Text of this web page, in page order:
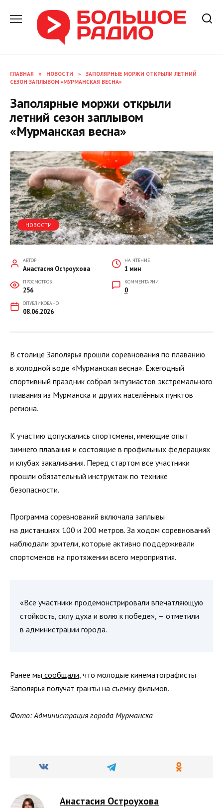
содержанию
ГЛАВНАЯ » НОВОСТИ »
ЗАПОЛЯРНЫЕ МОРЖИ ОТКРЫЛИ ЛЕТНИЙ
СЕЗОН ЗАПЛЫВОМ «МУРМАНСКАЯ ВЕСНА»
Заполярные моржи открыли
летний сезон заплывом
«Мурманская весна»
НОВОСТИ
АВТОР
Анастасия Остроухова
НА ЧТЕНИЕ
1 мин
ПРОСМОТРОВ
256
КОММЕНТАРИИ
0
ОПУБЛИКОВАНО
08.06.2026
В столице Заполярья прошли соревнования по плаванию
в холодной воде «Мурманская весна». Ежегодный
спортивный праздник собрал энтузиастов экстремального
плавания из Мурманска и других населённых пунктов
региона.
К участию допускались спортсмены, имеющие опыт
зимнего плавания и состоящие в профильных федерациях
и клубах закаливания. Перед стартом все участники
прошли обязательный инструктаж по технике
безопасности.
Программа соревнований включала заплывы
на дистанциях 100 и 200 метров. За ходом соревнований
наблюдали зрители, которые активно поддерживали
спортсменов на протяжении всего мероприятия.
«Все участники продемонстрировали впечатляющую
стойкость, силу духа и волю к победе», — отметили
в администрации города.
Ранее мы сообщали , что молодые кинематографисты
Заполярья получат гранты на съёмку фильмов.
Фото: Администрация города Мурманска
Анастасия Остроухова